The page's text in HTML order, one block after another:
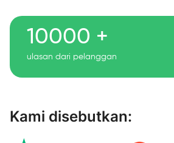
10000 +
ulasan dari pelanggan
Kami disebutkan: